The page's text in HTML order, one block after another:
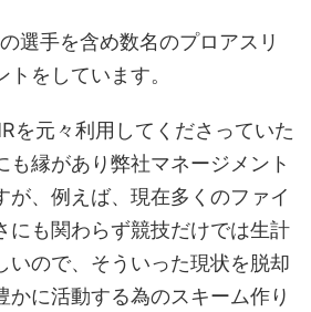
選手を含め数名のプロアスリ
をしています。
を元々利用してくださっていた
も縁があり弊社マネージメント
が、例えば、現在多くのファイ
にも関わらず競技だけでは生計
いので、そういった現状を脱却
かに活動する為のスキーム作り